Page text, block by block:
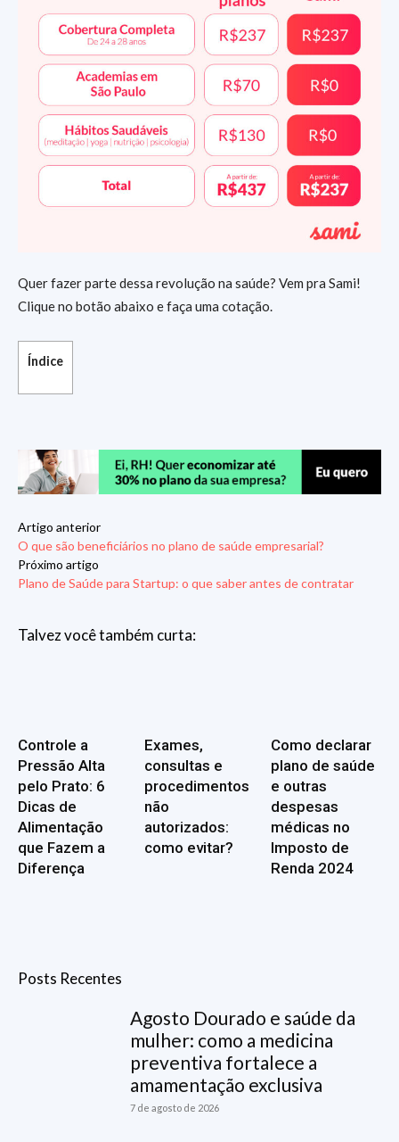
Quer fazer parte dessa revolução na saúde? Vem pra Sami!
Clique no botão abaixo e faça uma cotação.
Índice
Artigo anterior
O que são beneficiários no plano de saúde empresarial?
Próximo artigo
Plano de Saúde para Startup: o que saber antes de contratar
Talvez você também curta:
Controle a
Pressão Alta
pelo Prato: 6
Dicas de
Alimentação
que Fazem a
Diferença
Exames,
consultas e
procedimentos
não
autorizados:
como evitar?
Como declarar
plano de saúde
e outras
despesas
médicas no
Imposto de
Renda 2024
Posts Recentes
Agosto Dourado e saúde da
mulher: como a medicina
preventiva fortalece a
amamentação exclusiva
7 de agosto de 2026